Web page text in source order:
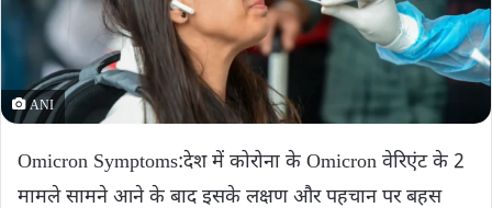
ANI
Omicron Symptoms:देश में कोरोना के Omicron वेरिएंट के 2
मामले सामने आने के बाद इसके लक्षण और पहचान पर बहस